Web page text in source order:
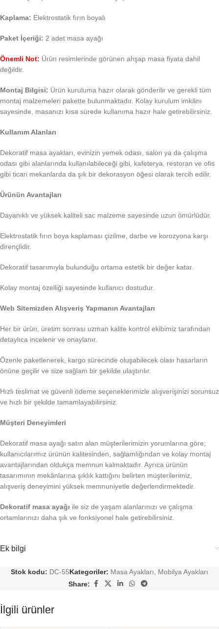
Kaplama: Elektrostatik fırın boyalı
Paket İçeriği: 2 adet masa ayağı
Önemli Not: Ürün resimlerinde görünen ahşap masa fiyata dahil
değildir.
Montaj Bilgisi: Ürün kuruluma hazır olarak gönderilir ve gerekli tüm
montaj malzemeleri pakette bulunmaktadır. Kolay kurulum imkânı
sayesinde, masanızı kısa sürede kullanıma hazır hale getirebilirsiniz.
Kullanım Alanları
Dekoratif masa ayakları, evinizin yemek odası, salon ya da çalışma
odası gibi alanlarında kullanılabileceği gibi, kafeterya, restoran ve ofis
gibi ticari mekanlarda da şık bir dekorasyon öğesi olarak tercih edilir.
Ürünün Avantajları
Dayanıklı ve yüksek kaliteli sac malzeme sayesinde uzun ömürlüdür.
Elektrostatik fırın boya kaplaması çizilme, darbe ve korozyona karşı
dirençlidir.
Dekoratif tasarımıyla bulunduğu ortama estetik bir değer katar.
Kolay montaj özelliği sayesinde kullanıcı dostudur.
Web Sitemizden Alışveriş Yapmanın Avantajları
Her bir ürün, üretim sonrası uzman kalite kontrol ekibimiz tarafından
detaylıca incelenir ve onaylanır.
Özenle paketlenerek, kargo sürecinde oluşabilecek olası hasarların
önüne geçilir ve size sağlam bir şekilde ulaştırılır.
Hızlı teslimat ve güvenli ödeme seçeneklerimizle alışverişinizi sorunsuz
ve hızlı bir şekilde tamamlayabilirsiniz.
Müşteri Deneyimleri
Dekoratif masa ayağı satın alan müşterilerimizin yorumlarına göre;
kullanıcılarımız ürünün kalitesinden, sağlamlığından ve kolay montaj
avantajlarından oldukça memnun kalmaktadır. Ayrıca ürünün
tasarımının mekânlarına şıklık kattığını belirten müşterilerimiz,
alışveriş deneyimini yüksek memnuniyetle değerlendirmektedir.
Dekoratif masa ayağı ile siz de yaşam alanlarınızı ve çalışma
ortamlarınızı daha şık ve fonksiyonel hale getirebilirsiniz.
Ek bilgi
Stok kodu: DC-55Kategoriler: Masa Ayakları, Mobilya Ayakları
Share:
İlgili ürünler